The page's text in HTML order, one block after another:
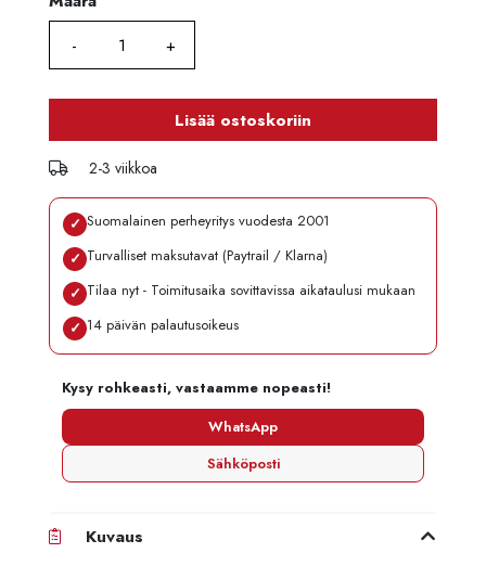
Lisää ostoskoriin
2-3 viikkoa
✓ Suomalainen perheyritys vuodesta 2001
✓ Turvalliset maksutavat (Paytrail / Klarna)
✓ Tilaa nyt - Toimitusaika sovittavissa aikataulusi mukaan
✓ 14 päivän palautusoikeus
Kysy rohkeasti, vastaamme nopeasti!
WhatsApp
Sähköposti
Kuvaus